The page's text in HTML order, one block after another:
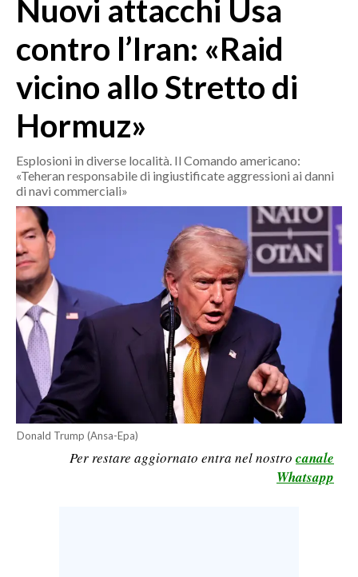
MEDIO CAMPIDANO
SASSARI E PROVINCIA
GALLURA
NUORO E PROVINCIA
OGLIASTRA
CRONACA
ITALIA
MONDO
POLITICA
ECONOMIA
SERVIZI ALLE IMPRESE
LAVORO
BANDI
SPORT IN SARDEGNA
Nuovi attacchi Usa
contro l’Iran: «Raid
vicino allo Stretto di
Hormuz»
Esplosioni in diverse località. Il Comando americano:
«Teheran responsabile di ingiustificate aggressioni ai danni
di navi commerciali»
Donald Trump (Ansa-Epa)
Per restare aggiornato entra nel nostro canale
Whatsapp